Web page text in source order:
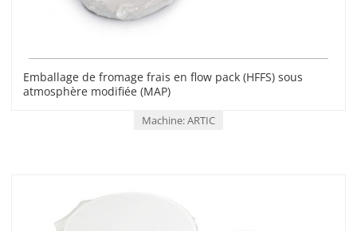
Emballage de fromage frais en flow pack (HFFS) sous
atmosphère modifiée (MAP)
Machine: ARTIC